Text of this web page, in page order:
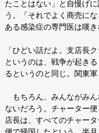
たことはない」と自慢げ
う。「それでよく商売にな
ある感染症の専門医は嘆き
「ひどい話だよ。支店長
というのは、戦争が起き
るというのと同じ。関東軍
もちろん、みんながみん
ないだろう。チャーター
店長は、すべてのチャー